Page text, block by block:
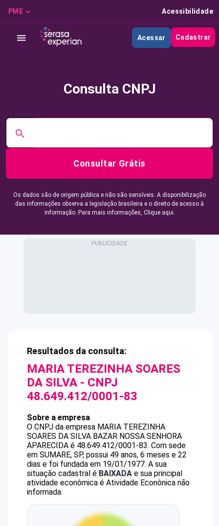
PME Acessibilidade
Acessar Cadastrar
Consulta CNPJ
Consultar Grátis
Os dados são de origem pública e não são sensíveis. A disponibilização
das informações observa a legislação brasileira e o direito de acesso à
informação. Para mais informações, Clique aqui.
Resultados da consulta:
MARIA TEREZINHA SOARES
DA SILVA - CNPJ
48.649.412/0001-83
Sobre a empresa
O CNPJ da empresa MARIA TEREZINHA
SOARES DA SILVA BAZAR NOSSA SENHORA
APARECIDA é 48.649.412/0001-83. Com sede
em SUMARE, SP, possui 49 anos, 6 meses e 22
dias e foi fundada em 19/01/1977. A sua
situação cadastral é BAIXADA e sua principal
atividade econômica é Atividade Econônica não
informada.